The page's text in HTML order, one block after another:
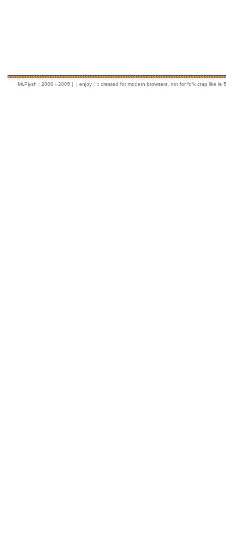
Mr.Plysh | 2000 - 2005 | | enjoy | :: created for modern browsers, not for fc*k crap like ie